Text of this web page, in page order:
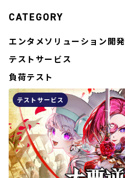
CATEGORY
エンタメソリューション開発
テストサービス
負荷テスト
テストサービス